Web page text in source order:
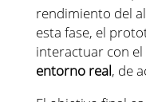
rendimiento del
esta fase, el
interactuar con
entorno real, de